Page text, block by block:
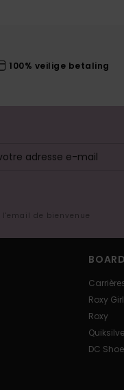
100% veilige betaling
de bienvenue
Roxy
Roxy
DC